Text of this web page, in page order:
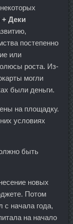
Деки
постепенно
или
роста. Из-
могли
были деньги.
на площадку.
условиях
быть
новых
Потом
с начала года,
на начало